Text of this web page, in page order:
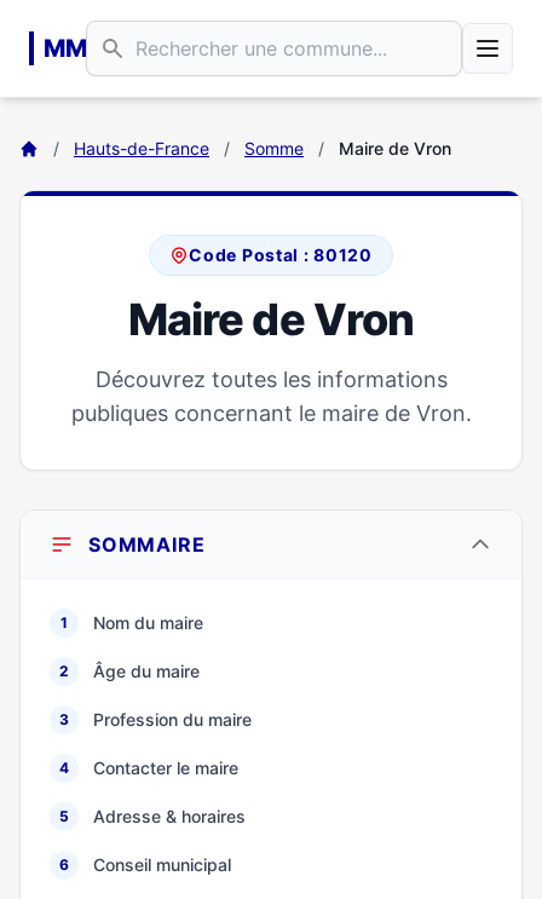
MM
/ Hauts-de-France / Somme / Maire de Vron
Code Postal : 80120
Maire de Vron
Découvrez toutes les informations
publiques concernant le maire de Vron.
SOMMAIRE
1 Nom du maire
2 Âge du maire
3 Profession du maire
4 Contacter le maire
5 Adresse & horaires
6 Conseil municipal